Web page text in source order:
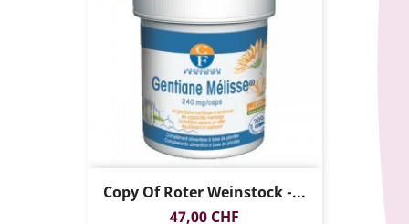
Copy Of Roter Weinstock -...
Preis
47,00 CHF